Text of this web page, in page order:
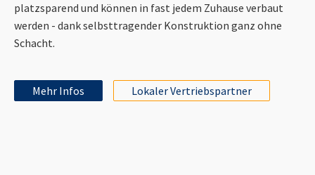
platzsparend und können in fast jedem Zuhause verbaut
werden - dank selbsttragender Konstruktion ganz ohne
Schacht.
Mehr Infos Lokaler Vertriebspartner